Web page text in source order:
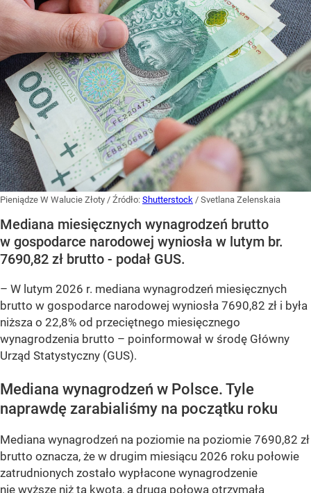
Pieniądze W Walucie Złoty / Źródło: Shutterstock / Svetlana Zelenskaia
Mediana miesięcznych wynagrodzeń brutto
w gospodarce narodowej wyniosła w lutym br.
7690,82 zł brutto - podał GUS.
– W lutym 2026 r. mediana wynagrodzeń miesięcznych
brutto w gospodarce narodowej wyniosła 7690,82 zł i była
niższa o 22,8% od przeciętnego miesięcznego
wynagrodzenia brutto – poinformował w środę Główny
Urząd Statystyczny (GUS).
Mediana wynagrodzeń w Polsce. Tyle
naprawdę zarabialiśmy na początku roku
Mediana wynagrodzeń na poziomie na poziomie 7690,82 zł
brutto oznacza, że w drugim miesiącu 2026 roku połowie
zatrudnionych zostało wypłacone wynagrodzenie
nie wyższe niż ta kwota, a druga połowa otrzymała